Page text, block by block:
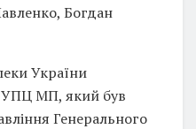
Богдан
України
УПЦ МП, який був
Генерального